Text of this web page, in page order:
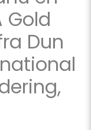
Gold
Dun